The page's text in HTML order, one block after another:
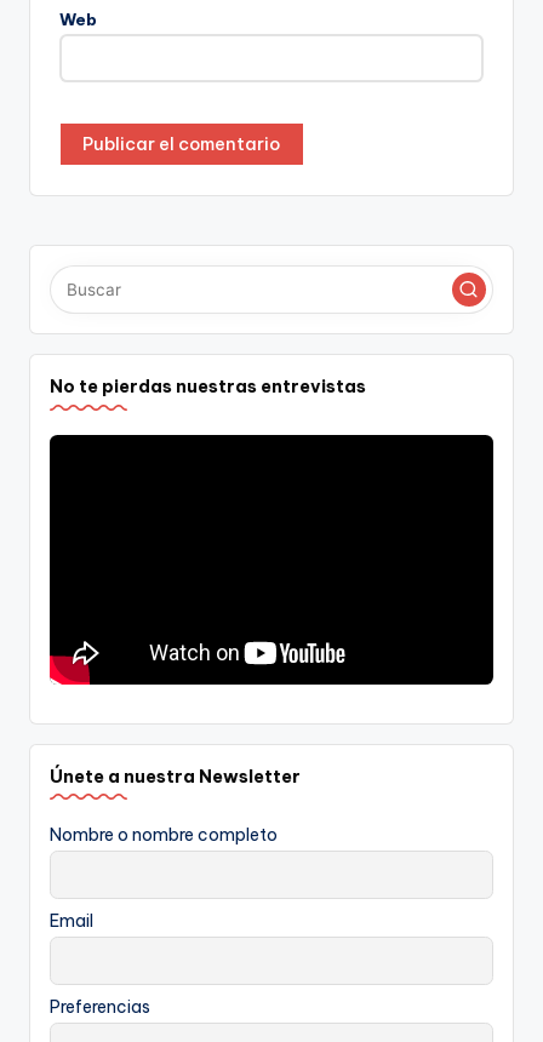
Web
No te pierdas nuestras entrevistas
Únete a nuestra Newsletter
Nombre o nombre completo
Email
Preferencias